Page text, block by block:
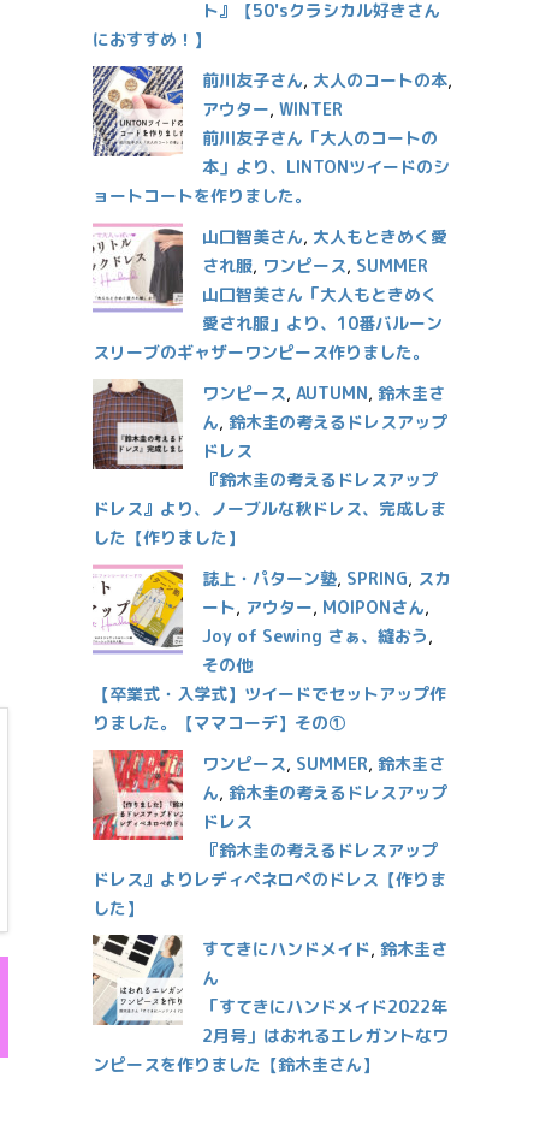
ト』【50'sクラシカル好きさん
におすすめ！】
前川友子さん, 大人のコートの本,
アウター, WINTER
前川友子さん「大人のコートの
本」より、LINTONツイードのシ
ョートコートを作りました。
山口智美さん, 大人もときめく愛
され服, ワンピース, SUMMER
山口智美さん「大人もときめく
愛され服」より、10番バルーン
スリーブのギャザーワンピース作りました。
ワンピース, AUTUMN, 鈴木圭さ
ん, 鈴木圭の考えるドレスアップ
ドレス
『鈴木圭の考えるドレスアップ
ドレス』より、ノーブルな秋ドレス、完成しま
した【作りました】
誌上・パターン塾, SPRING, スカ
ート, アウター, MOIPONさん,
Joy of Sewing さぁ、縫おう,
その他
【卒業式・入学式】ツイードでセットアップ作
りました。【ママコーデ】その①
ワンピース, SUMMER, 鈴木圭さ
ん, 鈴木圭の考えるドレスアップ
ドレス
『鈴木圭の考えるドレスアップ
ドレス』よりレディペネロペのドレス【作りま
した】
すてきにハンドメイド, 鈴木圭さ
ん
「すてきにハンドメイド2022年
2月号」はおれるエレガントなワ
ンピースを作りました【鈴木圭さん】